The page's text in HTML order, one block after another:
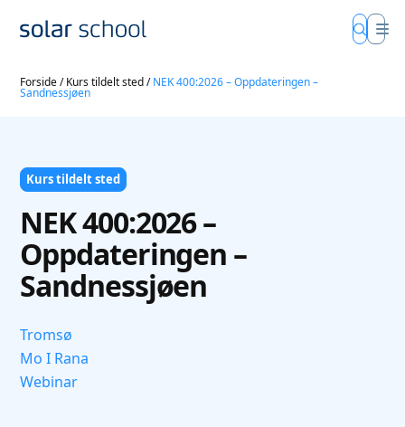
Forside/Kurs tildelt sted/NEK 400:2026 – Oppdateringen –
Sandnessjøen
Kurs tildelt sted
NEK 400:2026 –
Oppdateringen –
Sandnessjøen
Tromsø
Mo I Rana
Webinar